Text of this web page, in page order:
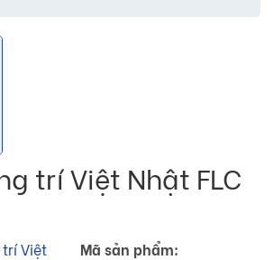
trí Việt Nhật FLC
Việt
Mã sản phẩm: